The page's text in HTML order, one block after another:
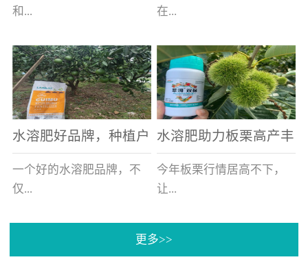
和...
好的技术管理缺一不可，
相信广大白菜种植户们都
深有体会。今天就一起来
看看，什么样的水溶肥可
以让你的...
在...
河北草莓区域话题不减，
不但在草莓上表现效果明
显，使用的种植户更是越
来越多。今天，借此机
会，一起来...
水溶肥好品牌，种植户
纷纷为“翠姆“点赞
一个好的水溶肥品牌，不
仅...
帮助作物增产增收，更要
水溶肥助力板栗高产丰
产
今年板栗行情居高不下，
让...
许多板栗种植户都获得了
更多>>